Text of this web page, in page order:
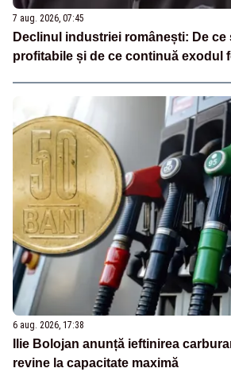
7 aug. 2026, 07:45
Declinul industriei românești: De
profitabile și de ce continuă exodul
6 aug. 2026, 17:38
Ilie Bolojan anunță ieftinirea
revine la capacitate maximă